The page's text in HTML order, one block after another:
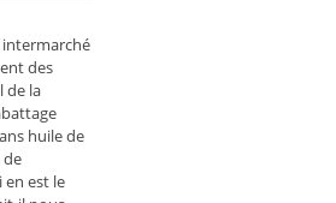
des
de la
huile de
de
est le